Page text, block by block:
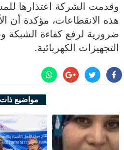
وقدمت الشركة اعتذارها
هذه الانقطاعات، مؤكدة أن
ضرورية لرفع كفاءة الشبكة
التجهيزات الكهربائية.
مواضيع